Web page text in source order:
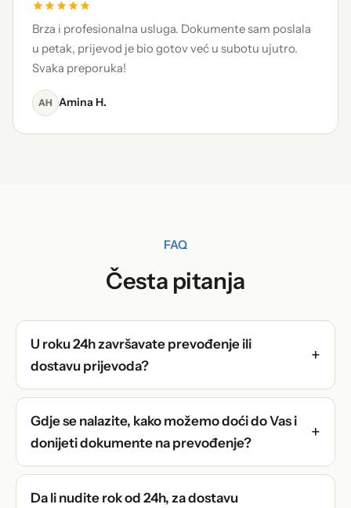
Brza i profesionalna usluga. Dokumente sam poslala
u petak, prijevod je bio gotov već u subotu ujutro.
Svaka preporuka!
AH Amina H.
FAQ
Česta pitanja
U roku 24h završavate prevođenje ili
dostavu prijevoda?
Gdje se nalazite, kako možemo doći do Vas i
donijeti dokumente na prevođenje?
Da li nudite rok od 24h, za dostavu